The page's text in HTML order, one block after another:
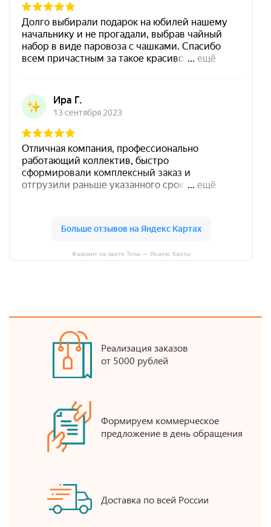
Фаворит на карте Тулы — Яндекс Карты
Реализация заказов
от 5000 рублей
Формируем коммерческое
предложение в день обращения
Доставка по всей России